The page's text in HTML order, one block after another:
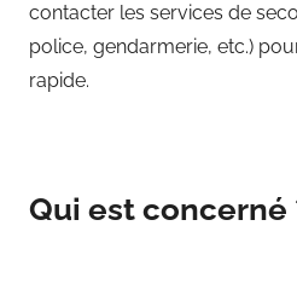
contacter les services de
police, gendarmerie, etc.)
rapide.
Qui est concerné